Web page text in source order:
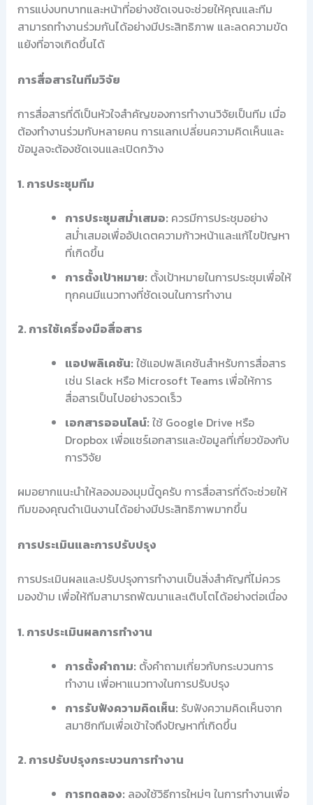
การแบ่งบทบาทและหน้าที่อย่างชัดเจนจะช่วยให้คุณและทีม
สามารถทำงานร่วมกันได้อย่างมีประสิทธิภาพ และลดความขัด
แย้งที่อาจเกิดขึ้นได้
การสื่อสารในทีมวิจัย
การสื่อสารที่ดีเป็นหัวใจสำคัญของการทำงานวิจัยเป็นทีม เมื่อ
ต้องทำงานร่วมกับหลายคน การแลกเปลี่ยนความคิดเห็นและ
ข้อมูลจะต้องชัดเจนและเปิดกว้าง
1. การประชุมทีม
การประชุมสม่ำเสมอ: ควรมีการประชุมอย่าง
สม่ำเสมอเพื่ออัปเดตความก้าวหน้าและแก้ไขปัญหา
ที่เกิดขึ้น
การตั้งเป้าหมาย: ตั้งเป้าหมายในการประชุมเพื่อให้
ทุกคนมีแนวทางที่ชัดเจนในการทำงาน
2. การใช้เครื่องมือสื่อสาร
แอปพลิเคชัน: ใช้แอปพลิเคชันสำหรับการสื่อสาร
เช่น Slack หรือ Microsoft Teams เพื่อให้การ
สื่อสารเป็นไปอย่างรวดเร็ว
เอกสารออนไลน์: ใช้ Google Drive หรือ
Dropbox เพื่อแชร์เอกสารและข้อมูลที่เกี่ยวข้องกับ
การวิจัย
ผมอยากแนะนำให้ลองมองมุมนี้ดูครับ การสื่อสารที่ดีจะช่วยให้
ทีมของคุณดำเนินงานได้อย่างมีประสิทธิภาพมากขึ้น
การประเมินและการปรับปรุง
การประเมินผลและปรับปรุงการทำงานเป็นสิ่งสำคัญที่ไม่ควร
มองข้าม เพื่อให้ทีมสามารถพัฒนาและเติบโตได้อย่างต่อเนื่อง
1. การประเมินผลการทำงาน
การตั้งคำถาม: ตั้งคำถามเกี่ยวกับกระบวนการ
ทำงาน เพื่อหาแนวทางในการปรับปรุง
การรับฟังความคิดเห็น: รับฟังความคิดเห็นจาก
สมาชิกทีมเพื่อเข้าใจถึงปัญหาที่เกิดขึ้น
2. การปรับปรุงกระบวนการทำงาน
การทดลอง: ลองใช้วิธีการใหม่ๆ ในการทำงานเพื่อ